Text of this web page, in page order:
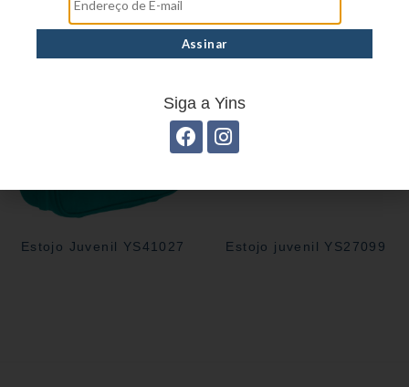
Estojo Juvenil YS41027 Estojo juvenil YS27099
Siga a Yins